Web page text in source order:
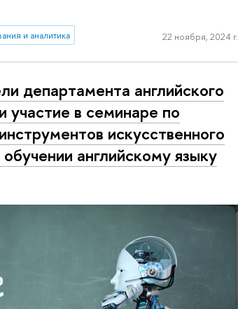
и аналитика 22 ноября, 2024 г.
департамента английского
участие в семинаре по
искусственного
английскому языку